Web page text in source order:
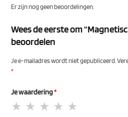
Er zijn nog geen beoordelingen.
Wees de eerste om
beoordelen
Je e-mailadres wordt niet gepubliceerd.
*
Je waardering*